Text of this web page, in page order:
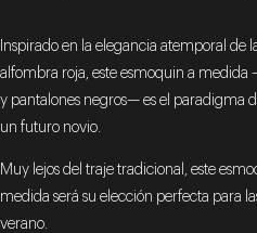
Inspirado en la elegancia atemporal de
alfombra roja, este esmoquin a medida
y pantalones negros— es el paradigma
un futuro novio.
Muy lejos del traje tradicional, este
medida será su elección perfecta para
verano.